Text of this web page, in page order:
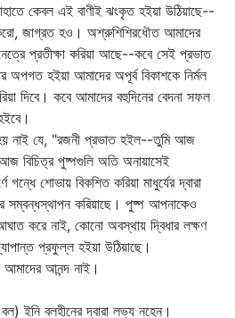
কেবল এই বাণীই ঝংকৃত হইয়া উঠিয়াছে--
জাগ্রত হও। অশ্রুশিশিরধৌত আমাদের
প্রতীক্ষা করিয়া আছে--কবে সেই প্রভাত
অপগত হইয়া আমাদের অপূর্ব বিকাশকে নির্মল
দিবে। কবে আমাদের বহুদিনের বেদনা সফল
নাই যে, "রজনী প্রভাত হইল--তুমি আজ
বিচিত্র পুষ্পগুলি অতি অনায়াসেই
শোভায় বিকশিত করিয়া মাধুর্যের দ্বারা
সম্বন্ধস্থাপন করিয়াছে। পুষ্প আপনাকেও
করে নাই, কোনো অবস্থায় দ্বিধার লক্ষণ
প্রফুল্ল হইয়া উঠিয়াছে।
আমাদের আনন্দ নাই।
বল) ইনি বলহীনের দ্বারা লভ্য নহেন।